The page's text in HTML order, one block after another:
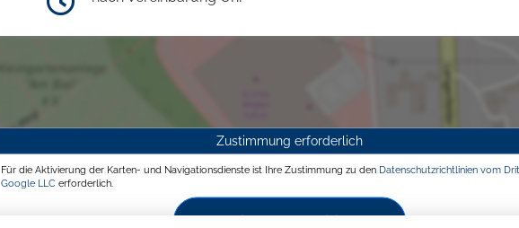
Zustimmung erforderlich
Für die Aktivierung der Karten- und Navigationsdienste ist Ihre Zustimmung zu den Datenschutzrichtlinien vom
Google LLC erforderlich.
Zustimmen und aktivieren